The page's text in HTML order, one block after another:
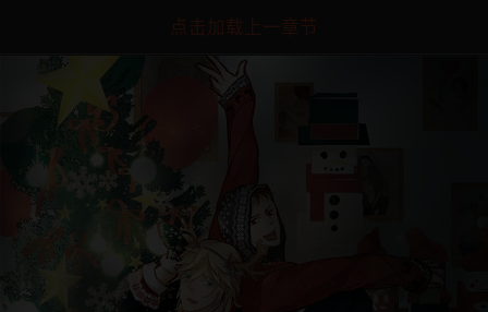
点击加载上一章节